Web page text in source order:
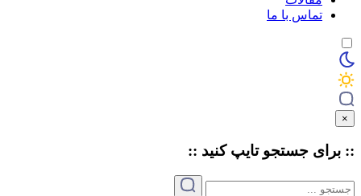
تماس با ما
×
:: برای جستجو تایپکنید ::